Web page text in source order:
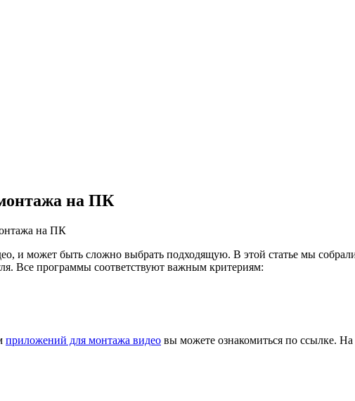
на ПК
на ПК
и может быть сложно выбрать подходящую. В этой статье мы
Все программы соответствуют важным критериям:
приложений для монтажа видео вы можете ознакомиться по ссылке.